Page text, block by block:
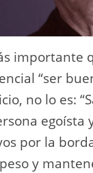
importante
“ser
no lo es:
egoísta
por la
y